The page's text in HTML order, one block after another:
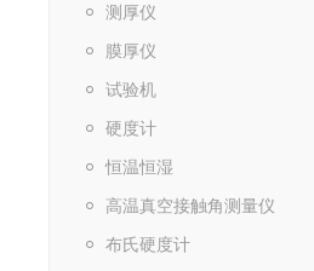
测厚仪
膜厚仪
试验机
硬度计
恒温恒湿
高温真空接触角测量仪
布氏硬度计